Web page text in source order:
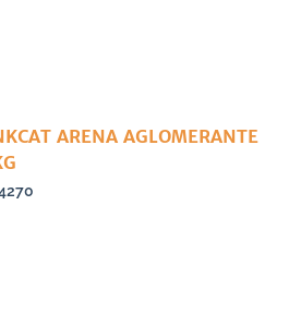
ARENA AGLOMERANTE